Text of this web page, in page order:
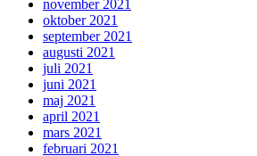
november 2021
oktober 2021
september 2021
augusti 2021
juli 2021
juni 2021
maj 2021
april 2021
mars 2021
februari 2021